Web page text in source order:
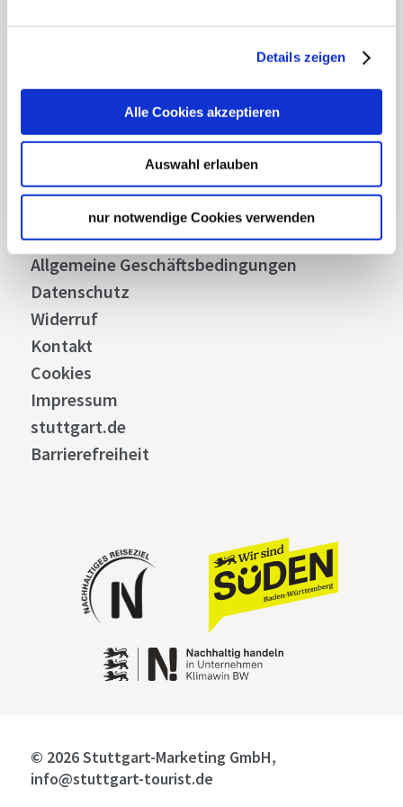
Details zeigen
Alle Cookies akzeptieren
Auswahl erlauben
nur notwendige Cookies verwenden
Stellenangebote
Business
Stuttgart Convention Bureau
Bilddatenbank
Allgemeine Geschäftsbedingungen
Datenschutz
Widerruf
Kontakt
Cookies
Impressum
stuttgart.de
Barrierefreiheit
© 2026 Stuttgart-Marketing GmbH,
info@stuttgart-tourist.de